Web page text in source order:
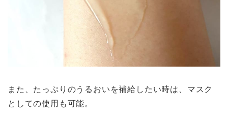
また、たっぷりのうるおいを補給したい時は、マスク
としての使用も可能。